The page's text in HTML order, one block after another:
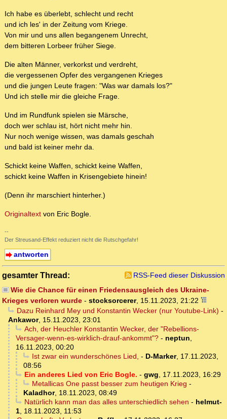
Ich habe es überlebt, schlecht und recht
und ich les' in der Zeitung vom Kriege.
Von mir und uns allen begangenem Unrecht,
dem bitteren Lorbeer früher Siege.
Die alten Männer, verkorkst und verdreht,
die vergessenen Opfer des vergangenen Krieges
und die jungen Leute fragen: "Was war damals los?"
Und ich stelle mir die gleiche Frage.
Und im Rundfunk spielen sie Märsche,
doch wer schlau ist, hört nicht mehr hin.
Nur noch wenige wissen, was damals geschah
und bald ist keiner mehr da.
Schickt keine Waffen, schickt keine Waffen,
schickt keine Waffen in Krisengebiete hinein!
(Denn ihr marschiert hinterher.)
Originaltext von Eric Bogle.
--
Der Streusand-Effekt reduziert nicht die Rutschgefahr!
antworten
gesamter Thread:
RSS-Feed dieser Diskussion
Wie die Chance für einen Friedensausgleich des Ukraine-
Krieges verloren wurde - stocksorcerer, 15.11.2023, 21:22
Dazu Reinhard Mey und Konstantin Wecker (nur Youtube-Link) -
Ankawor, 15.11.2023, 23:01
Ach, der Heuchler Konstantin Wecker, der "Rebellions-
Versager-wenn-es-wirklich-drauf-ankommt"? - neptun,
16.11.2023, 00:20
Ist zwar ein wunderschönes Lied, - D-Marker, 17.11.2023,
08:56
Ein anderes Lied von Eric Bogle. - gwg, 17.11.2023, 16:29
Metallicas One passt besser zum heutigen Krieg -
Kaladhor, 18.11.2023, 08:49
Natürlich kann man das alles unterschiedlich sehen - helmut-
1, 18.11.2023, 11:53